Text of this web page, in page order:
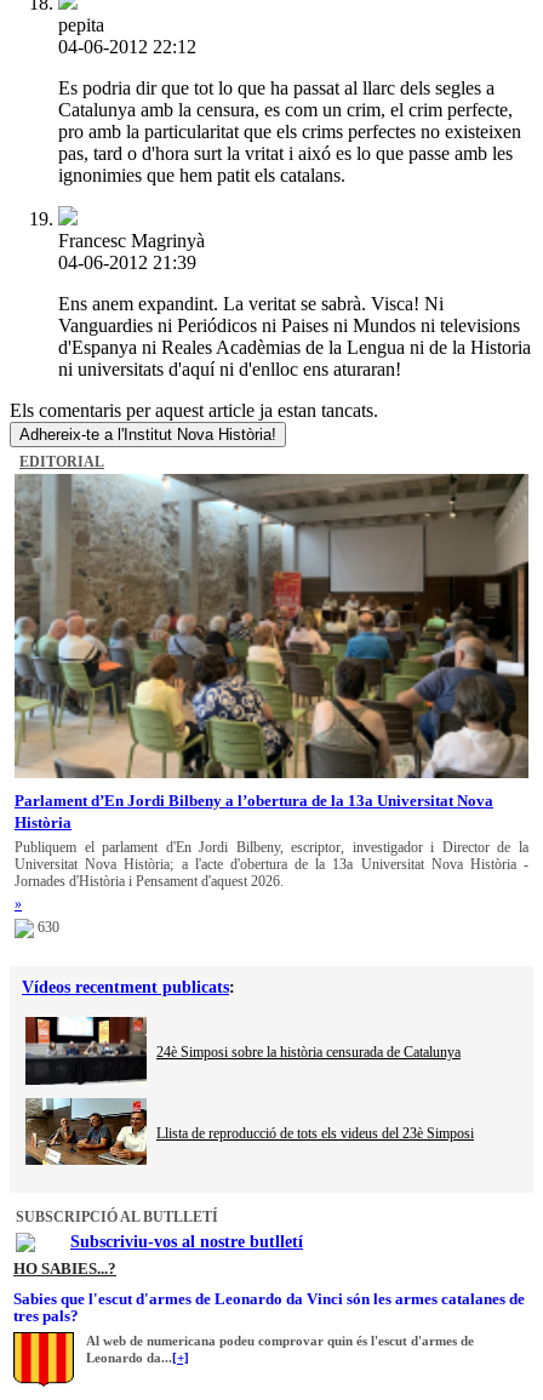
pepita
04-06-2012 22:12
Es podria dir que tot lo que ha passat al llarc dels segles a
Catalunya amb la censura, es com un crim, el crim perfecte,
pro amb la particularitat que els crims perfectes no existeixen
pas, tard o d'hora surt la vritat i aixó es lo que passe amb les
ignonimies que hem patit els catalans.
Francesc Magrinyà
04-06-2012 21:39
Ens anem expandint. La veritat se sabrà. Visca! Ni
Vanguardies ni Periódicos ni Paises ni Mundos ni televisions
d'Espanya ni Reales Acadèmias de la Lengua ni de la Historia
ni universitats d'aquí ni d'enlloc ens aturaran!
Els comentaris per aquest article ja estan tancats.
Adhereix-te a l'Institut Nova Història!
EDITORIAL
Parlament d’En Jordi Bilbeny a l’obertura de la 13a Universitat Nova
Història
Publiquem el parlament d'En Jordi Bilbeny, escriptor, investigador i Director de la
Universitat Nova Història; a l'acte d'obertura de la 13a Universitat Nova Història -
Jornades d'Història i Pensament d'aquest 2026.
»
630
Vídeos recentment publicats:
24è Simposi sobre la història censurada de Catalunya
Llista de reproducció de tots els videus del 23è Simposi
SUBSCRIPCIÓ AL BUTLLETÍ
Subscriviu-vos al nostre butlletí
HO SABIES...?
Sabies que l'escut d'armes de Leonardo da Vinci són les armes catalanes de
tres pals?
Al web de numericana podeu comprovar quin és l'escut d'armes de
Leonardo da...[+]